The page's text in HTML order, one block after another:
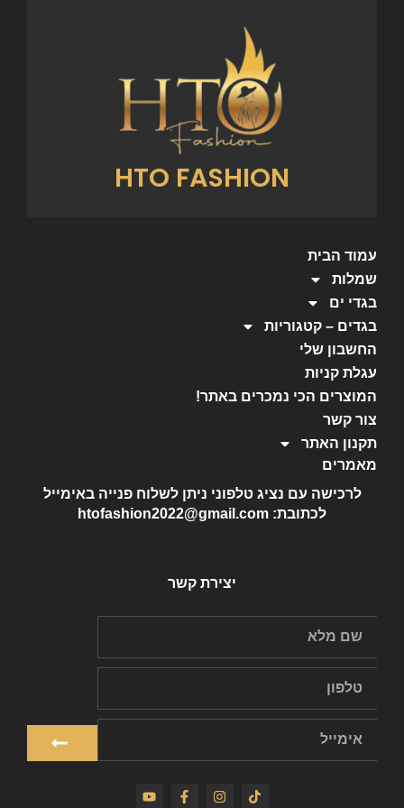
HTO FASHION
עמוד הבית
שמלות
בגדי ים
בגדים – קטגוריות
החשבון שלי
עגלת קניות
המוצרים הכי נמכרים באתר!
צור קשר
תקנון האתר
מאמרים
לרכישה עם נציג טלפוני ניתן לשלוח פנייה באימייל
לכתובת: htofashion2022@gmail.com
יצירת קשר